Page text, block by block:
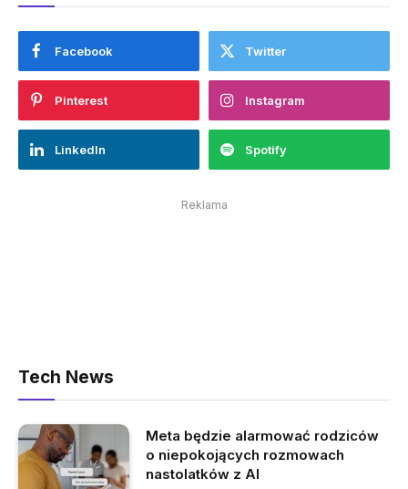
Facebook Twitter
Pinterest Instagram
LinkedIn Spotify
Reklama
Tech News
Meta będzie alarmować rodziców
o niepokojących rozmowach
nastolatków z AI